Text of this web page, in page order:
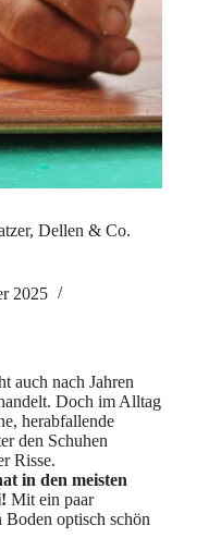
Dellen & Co.
2025
auch nach Jahren
Doch im Alltag
herabfallende
den Schuhen
Risse.
in den meisten
Mit ein paar
optisch schön